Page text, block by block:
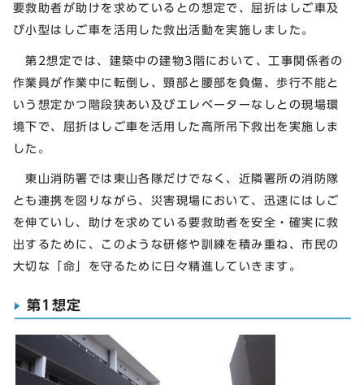
要救助者が助けを求めているとの想定で、屈折はしご車及
び小型はしご車を活用した救出活動を実施しました。
第2想定では、建築中の建物3階において、工事関係者の
作業員が作業中に転倒し、頸部と腰部を負傷、歩行不能と
いう想定かつ階段狭あい及びエレベーターなしとの現場環
境下で、屈折はしご車を活用した高所吊下救出を実施しま
した。
東山消防署では東山各隊だけでなく、近隣署所の消防隊
とも連携を図りながら、災害現場において、迅速にはしご
を伸ていし、助けを求めている要救助者を安全・確実に救
出するために、このような研修や訓練を積み重ね、市民の
大切な「命」を守るために日々精進していきます。
第1想定